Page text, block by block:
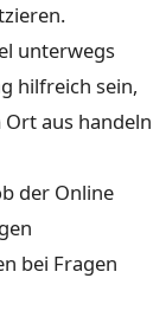
unterwegs
hilfreich sein,
aus handeln
der Online
bei Fragen